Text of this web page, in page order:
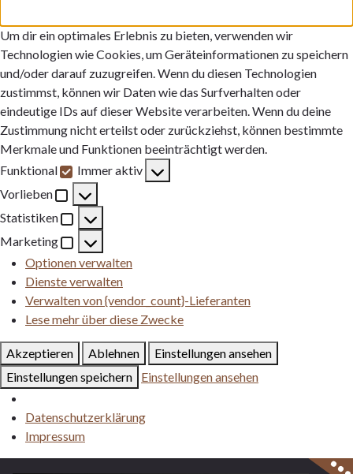
Um dir ein optimales Erlebnis zu bieten, verwenden wir
Technologien wie Cookies, um Geräteinformationen zu speichern
und/oder darauf zuzugreifen. Wenn du diesen Technologien
zustimmst, können wir Daten wie das Surfverhalten oder
eindeutige IDs auf dieser Website verarbeiten. Wenn du deine
Zustimmung nicht erteilst oder zurückziehst, können bestimmte
Merkmale und Funktionen beeinträchtigt werden.
Funktional
Funktional
Immer aktiv
Vorlieben
Vorlieben
Statistiken
Statistiken
Marketing
Marketing
Optionen verwalten
Dienste verwalten
Verwalten von {vendor_count}-Lieferanten
Lese mehr über diese Zwecke
Akzeptieren Ablehnen
Einstellungen ansehen
Einstellungen speichern
Einstellungen ansehen
Datenschutzerklärung
Impressum